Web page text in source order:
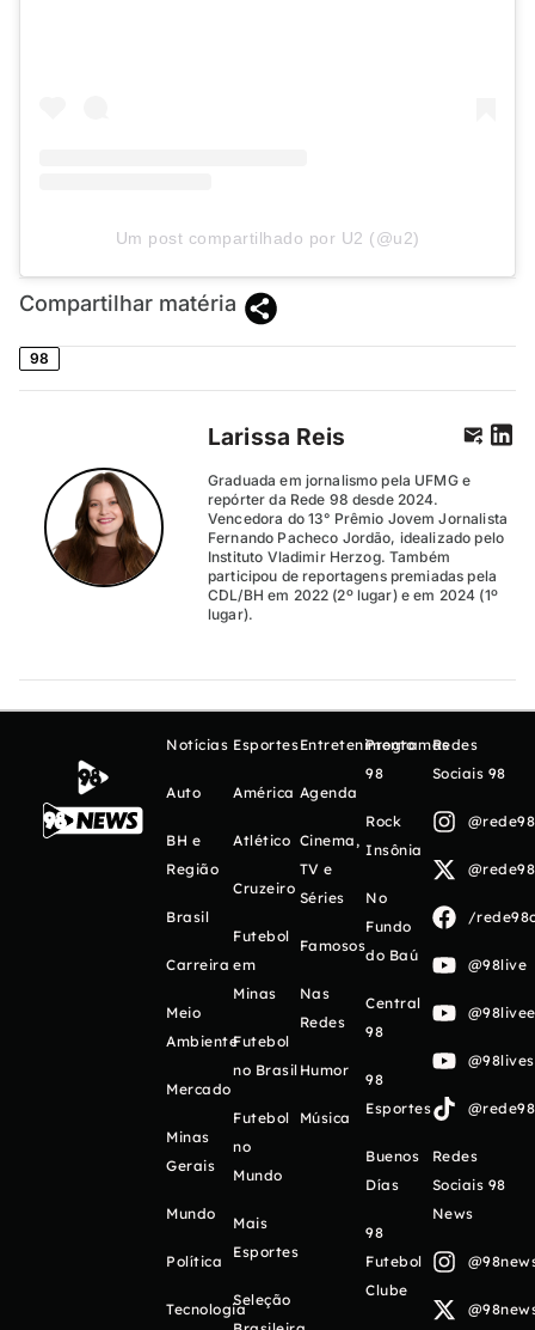
Um post compartilhado por U2 (@u2)
Compartilhar matéria
98
Larissa Reis
Graduada em jornalismo pela UFMG e
repórter da Rede 98 desde 2024.
Vencedora do 13° Prêmio Jovem Jornalista
Fernando Pacheco Jordão, idealizado pelo
Instituto Vladimir Herzog. Também
participou de reportagens premiadas pela
CDL/BH em 2022 (2º lugar) e em 2024 (1º
lugar).
Notícias
Auto
BH e
Região
Brasil
Carreira
Meio
Ambiente
Mercado
Minas
Gerais
Mundo
Política
Tecnologia
Esportes
América
Atlético
Cruzeiro
Futebol
em
Minas
Futebol
no Brasil
Futebol
no
Mundo
Mais
Esportes
Seleção
Entretenimento
Agenda
Cinema,
TV e
Séries
Famosos
Nas
Redes
Humor
Música
Programas
98
Rock
Insônia
No
Fundo
do Baú
Central
98
98
Esportes
Buenos
Días
98
Futebol
Clube
Redes
Sociais 98
/
@98live
Redes
Sociais 98
News